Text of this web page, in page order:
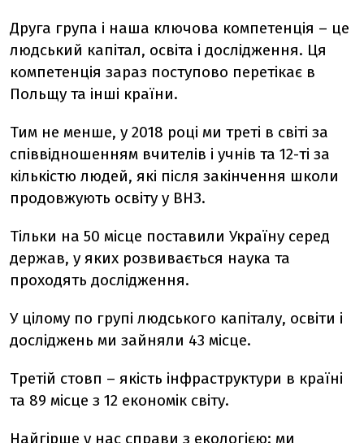
Друга група і наша ключова компетенція – це
людський капітал, освіта і дослідження. Ця
компетенція зараз поступово перетікає в
Польщу та інші країни.
Тим не менше, у 2018 році ми треті в світі за
співвідношенням вчителів і учнів та 12-ті за
кількістю людей, які після закінчення школи
продовжують освіту у ВНЗ.
Тільки на 50 місце поставили Україну серед
держав, у яких розвивається наука та
проходять дослідження.
У цілому по групі людського капіталу, освіти і
досліджень ми зайняли 43 місце.
Третій стовп – якість інфраструктури в країні
та 89 місце з 12 економік світу.
Найгірше у нас справи з екологією: ми